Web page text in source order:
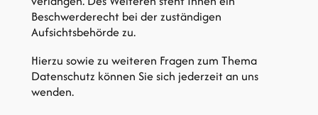
Beschwerderecht bei der zuständigen
Aufsichtsbehörde zu.
Hierzu sowie zu weiteren Fragen zum Thema
Datenschutz können Sie sich jederzeit an uns
wenden.